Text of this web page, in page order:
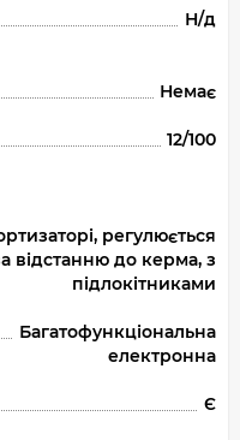
Н/д
Немає
12/100
регулюється
відстанню до керма, з
підлокітниками
Багатофункціональна
електронна
Є